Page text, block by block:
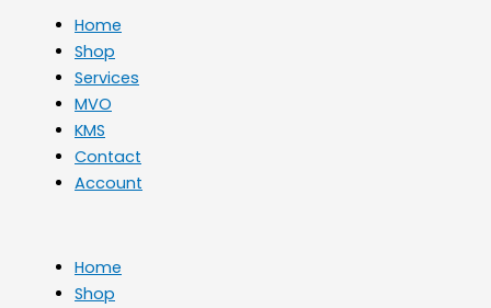
Home
Shop
Services
MVO
KMS
Contact
Account
Home
Shop